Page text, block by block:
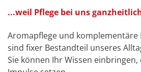
...weil Pflege bei uns
Aromapflege und komplementäre
sind fixer Bestandteil unseres
Sie können Ihr Wissen